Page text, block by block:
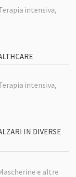
intensiva,
intensiva,
IN DIVERSE
e altre